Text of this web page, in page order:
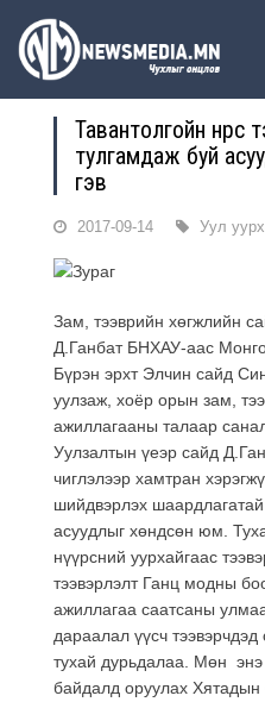
Тавантолгойн
тулгамдаж буй
гэв
2017-09-14 Уул
Зам, тээврийн хөгжлийн
Д.Ганбат БНХАУ-аас
Бүрэн эрхт Элчин сайд
уулзаж, хоёр орын зам,
ажиллагааны талаар
Уулзалтын үеэр сайд
чиглэлээр хамтран
шийдвэрлэх
асуудлыг хөндсөн юм.
нүүрсний уурхайгаас
тээвэрлэлт Ганц модны
ажиллагаа саатсаны
дараалал үүсч
тухай дурьдалаа. Мөн энэ
байдалд оруулах